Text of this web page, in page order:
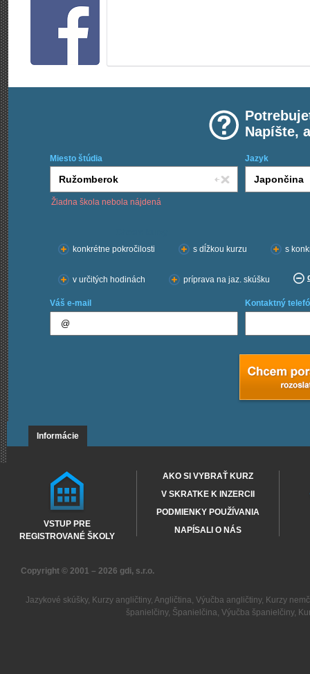
Napíšte,
Miesto štúdia Jazyk
Žiadna škola nebola nájdená
konkrétne pokročilosti
s dĺžkou kurzu s
v určitých hodinách príprava na jaz. skúšku
Váš e-mail Kontaktný
Informácie
VSTUP PRE
REGISTROVANÉ ŠKOLY
AKO SI VYBRAŤ KURZ
V SKRATKE K INZERCII
PODMIENKY POUŽÍVANIA
NAPÍSALI O NÁS
Copyright © 2001 – 2026 gdi, s.r.o.
Jazykové skúšky, Kurzy angličtiny, Angličtina, Výučba angličtiny, Kurzy
španielčiny, Španielčina, Výučba španielčiny,